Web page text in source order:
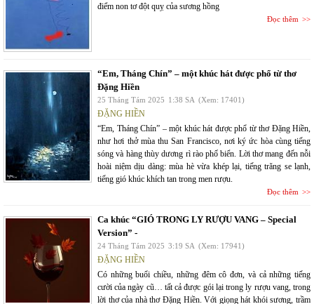
điểm non tơ đột quỵ của sương hồng
Đọc thêm
“Em, Tháng Chín” – một khúc hát được phổ từ thơ
Đặng Hiền
25 Tháng Tám 2025 1:38 SA (Xem: 17401)
ĐẶNG HIỀN
“Em, Tháng Chín” – một khúc hát được phổ từ thơ Đặng Hiền,
như hơi thở mùa thu San Francisco, nơi ký ức hòa cùng tiếng
sóng và hàng thùy dương rì rào phố biển. Lời thơ mang đến nỗi
hoài niệm dịu dàng: mùa hè vừa khép lại, tiếng trăng se lạnh,
tiếng gió khúc khích tan trong men rượu.
Đọc thêm
Ca khúc “GIÓ TRONG LY RƯỢU VANG – Special
Version” -
24 Tháng Tám 2025 3:19 SA (Xem: 17941)
ĐẶNG HIỀN
Có những buổi chiều, những đêm cô đơn, và cả những tiếng
cười của ngày cũ… tất cả được gói lại trong ly rượu vang, trong
lời thơ của nhà thơ Đặng Hiền. Với giọng hát khói sương, trầm